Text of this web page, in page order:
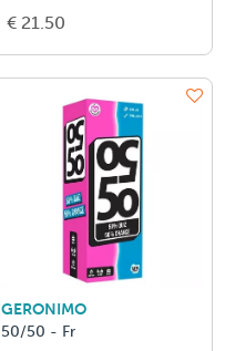
€ 21.50
GERONIMO
50/50 - Fr